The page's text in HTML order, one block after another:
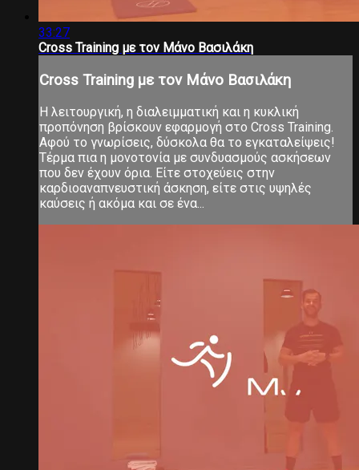
33:27
Cross Training με τον Μάνο Βασιλάκη
Cross Training με τον Μάνο Βασιλάκη
Η λειτουργική, η διαλειμματική και η κυκλική
προπόνηση βρίσκουν εφαρμογή στο Cross Training.
Αφού το γνωρίσεις, δύσκολα θα το εγκαταλείψεις!
Τέρμα πια η μονοτονία με συνδυασμούς ασκήσεων
που δεν έχουν όρια. Είτε στοχεύεις στην
καρδιοαναπνευστική άσκηση, είτε στις υψηλές
καύσεις ή ακόμα και σε ένα...